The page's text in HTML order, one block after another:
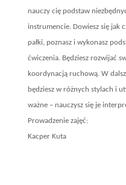
nauczy cię podstaw
instrumencie. Dowiesz się jak
pałki, poznasz i wykonasz
ćwiczenia. Będziesz rozwijać
koordynacją ruchową. W
będziesz w różnych stylach i
ważne – nauczysz się je
Prowadzenie zajęć:
Kacper Kuta